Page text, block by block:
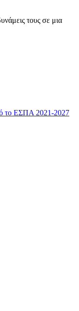
τους σε μια
το ΕΣΠΑ 2021-2027